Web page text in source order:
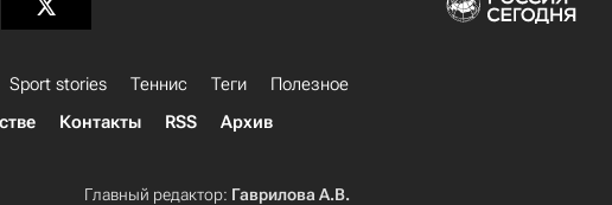
Sport stories Теннис Теги
Полезное
Контакты RSS Архив
Главный редактор: Гаврилова А.В.